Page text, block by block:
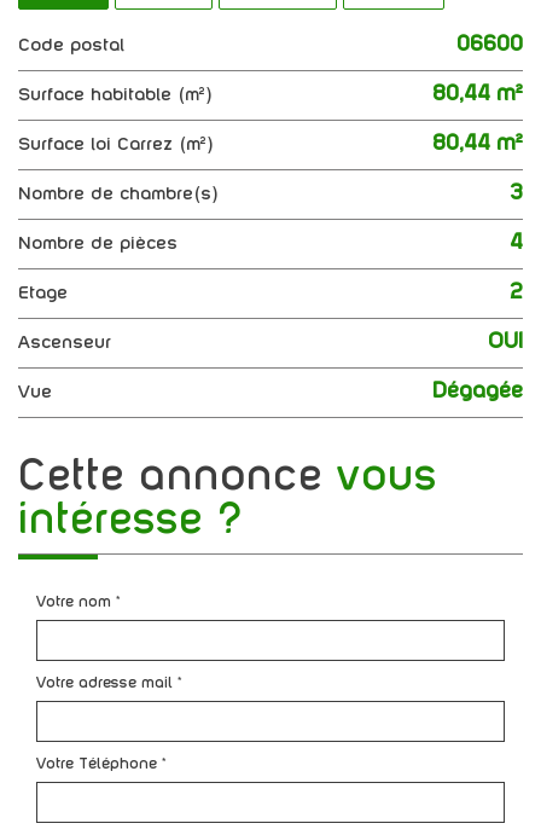
Code postal 06600
Surface habitable (m²) 80,44 m²
Surface loi Carrez (m²) 80,44 m²
Nombre de chambre(s) 3
Nombre de pièces 4
Etage 2
Ascenseur OUI
Vue Dégagée
cette annonce vous
intéresse ?
Votre nom *
Votre adresse mail *
Votre Téléphone *